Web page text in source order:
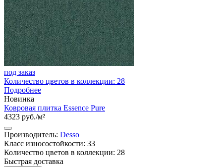
под заказ
Количество цветов в коллекции: 28
Подробнее
Новинка
Ковровая плитка Essence Pure
4323 руб./м²
Производитель: Desso
Класс износостойкости: 33
Количество цветов в коллекции: 28
Быстрая доставка